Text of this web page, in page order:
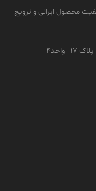
محصول ایرانی و ترویج